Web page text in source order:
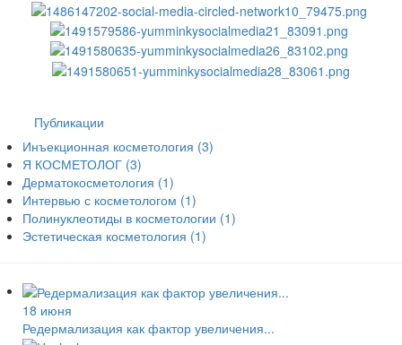
Публикации
Инъекционная косметология (3)
Я КОСМЕТОЛОГ (3)
Дерматокосметология (1)
Интервью с косметологом (1)
Полинуклеотиды в косметологии (1)
Эстетическая косметология (1)
18 июня
Редермализация как фактор увеличения...